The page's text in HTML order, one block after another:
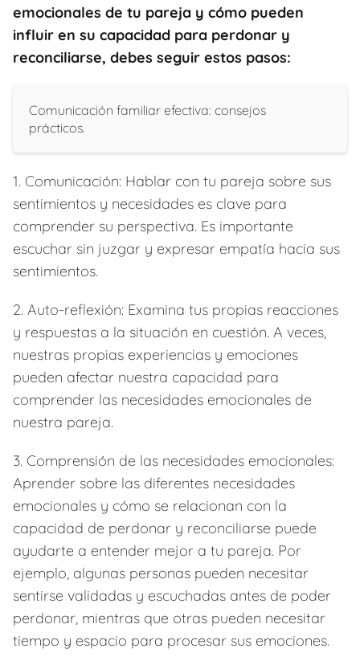
emocionales de tu pareja y cómo pueden
influir en su capacidad para perdonar y
reconciliarse, debes seguir estos pasos:
Comunicación familiar efectiva: consejos
prácticos.
1. Comunicación: Hablar con tu pareja sobre sus
sentimientos y necesidades es clave para
comprender su perspectiva. Es importante
escuchar sin juzgar y expresar empatía hacia sus
sentimientos.
2. Auto-reflexión: Examina tus propias reacciones
y respuestas a la situación en cuestión. A veces,
nuestras propias experiencias y emociones
pueden afectar nuestra capacidad para
comprender las necesidades emocionales de
nuestra pareja.
3. Comprensión de las necesidades emocionales:
Aprender sobre las diferentes necesidades
emocionales y cómo se relacionan con la
capacidad de perdonar y reconciliarse puede
ayudarte a entender mejor a tu pareja. Por
ejemplo, algunas personas pueden necesitar
sentirse validadas y escuchadas antes de poder
perdonar, mientras que otras pueden necesitar
tiempo y espacio para procesar sus emociones.